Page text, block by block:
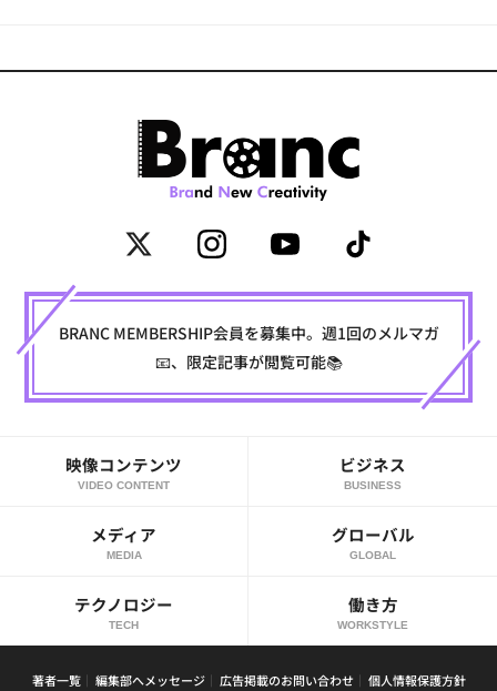
BRANC MEMBERSHIP会員を募集中。週1回のメルマガ
📧、限定記事が閲覧可能📚
映像コンテンツ
VIDEO CONTENT
ビジネス
BUSINESS
メディア
MEDIA
グローバル
GLOBAL
テクノロジー
TECH
働き方
WORKSTYLE
著者一覧 編集部へメッセージ 広告掲載のお問い合わせ 個人情報保護方針